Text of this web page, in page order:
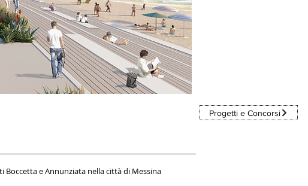
Progetti e Concorsi
e Annunziata nella città di Messina